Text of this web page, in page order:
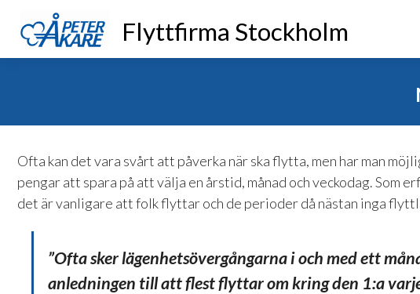
Flyttfirma Stockholm
Ofta kan det vara svårt att påverka när ska flytta, men har man
pengar att spara på att välja en årstid, månad och veckodag. Som
det är vanligare att folk flyttar och de perioder då nästan inga
”Ofta sker lägenhetsövergångarna i och med ett
anledningen till att flest flyttar om kring den 1:a